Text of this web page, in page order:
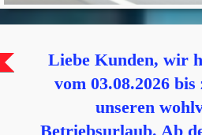
Liebe Kunden, wir
vom 03.08.2026 bis
unseren
Betriebsurlaub. Ab